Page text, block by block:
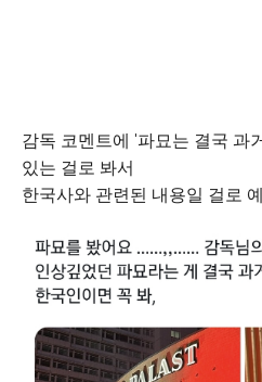
감독 코멘트에 '파묘는 결국 과
있는 걸로 봐서
한국사와 관련된 내용일 걸로